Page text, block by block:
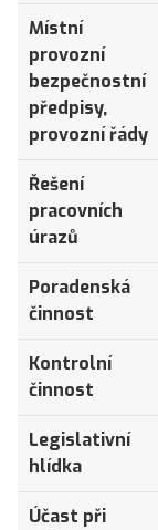
Místní
provozní
bezpečnostní
předpisy,
provozní řády
Řešení
pracovních
úrazů
Poradenská
činnost
Kontrolní
činnost
Legislativní
hlídka
Účast při